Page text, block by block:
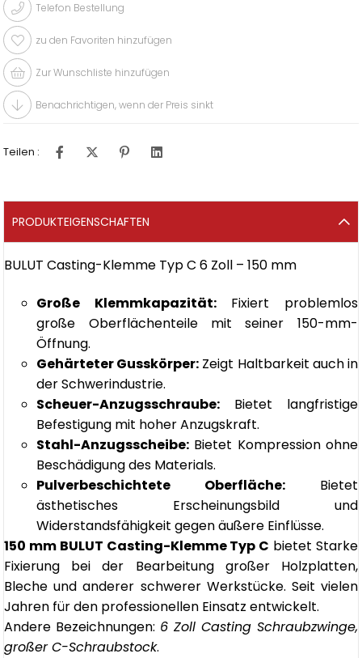
Telefon Bestellung
zu den Favoriten hinzufügen
Zur Wunschliste hinzufügen
Benachrichtigen, wenn der Preis sinkt
Teilen :
PRODUKTEIGENSCHAFTEN
BULUT Casting-Klemme Typ C 6 Zoll – 150 mm
Große Klemmkapazität:Fixiert problemlos
große Oberflächenteile mit seiner 150-mm-
Öffnung.
Gehärteter Gusskörper: Zeigt Haltbarkeit auch in
der Schwerindustrie.
Scheuer-Anzugsschraube: Bietet langfristige
Befestigung mit hoher Anzugskraft.
Stahl-Anzugsscheibe: Bietet Kompression ohne
Beschädigung des Materials.
Pulverbeschichtete Oberfläche: Bietet
ästhetisches Erscheinungsbild und
Widerstandsfähigkeit gegen äußere Einflüsse.
150 mm BULUT Casting-Klemme Typ C bietet Starke
Fixierung bei der Bearbeitung großer Holzplatten,
Bleche und anderer schwerer Werkstücke. Seit vielen
Jahren für den professionellen Einsatz entwickelt.
Andere Bezeichnungen: 6 Zoll Casting Schraubzwinge,
großer C-Schraubstock.